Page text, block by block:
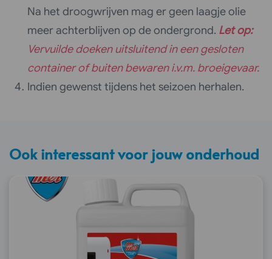
Na het droogwrijven mag er geen laagje olie
meer achterblijven op de ondergrond. Let op:
Vervuilde doeken uitsluitend in een gesloten
container of buiten bewaren i.v.m. broeigevaar.
Indien gewenst tijdens het seizoen herhalen.
Ook interessant voor jouw onderhoud